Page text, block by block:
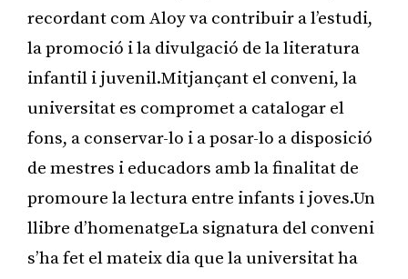
recordant com Aloy va contribuir a l’estudi,
la promoció i la divulgació de la literatura
infantil i juvenil.Mitjançant el conveni, la
universitat es compromet a catalogar el
fons, a conservar-lo i a posar-lo a disposició
de mestres i educadors amb la finalitat de
promoure la lectura entre infants i joves.Un
llibre d’homenatgeLa signatura del conveni
s’ha fet el mateix dia que la universitat ha